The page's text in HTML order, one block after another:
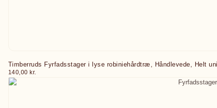
Timberruds Fyrfadsstager i lyse robiniehårdtræ, Håndlevede, Helt
140,00 kr.